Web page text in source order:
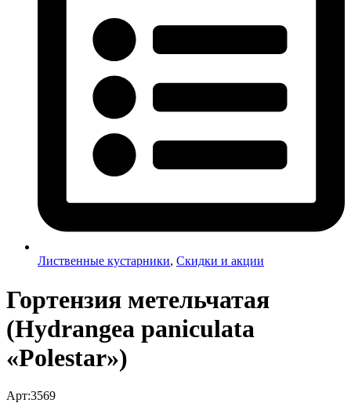
Лиственные кустарники, Скидки и акции
Гортензия метельчатая
(Hydrangea paniculata
«Polestar»)
Арт:3569